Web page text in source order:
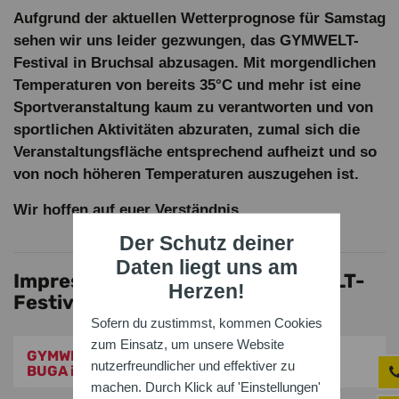
Der Schutz deiner
Daten liegt uns am
Herzen!
Sofern du zustimmst, kommen Cookies
zum Einsatz, um unsere Website
nutzerfreundlicher und effektiver zu
machen. Durch Klick auf 'Einstellungen'
Aufgrund der aktuellen Wetterprognose für Samstag
sehen wir uns leider gezwungen, das GYMWELT-
Festival in Bruchsal abzusagen. Mit morgendlichen
Temperaturen von bereits 35°C und mehr ist eine
Sportveranstaltung kaum zu verantworten und von
sportlichen Aktivitäten abzuraten, zumal sich die
Veranstaltungsfläche entsprechend aufheizt und so
von noch höheren Temperaturen auszugehen ist.
Wir hoffen auf euer Verständnis.
Impressionen des letzten GYMWELT-
Festivals
GYMWELT-Festival 2023 im Rahmen der
BUGA in Mannheim